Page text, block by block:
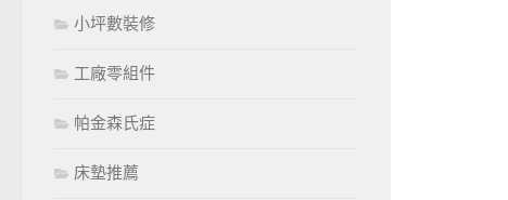
小坪數裝修
工廠零組件
帕金森氏症
床墊推薦